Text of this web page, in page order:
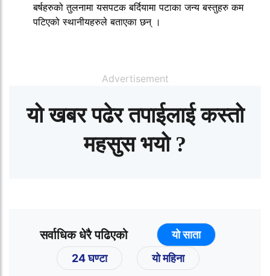
बर्षहरुको तुलनामा यसपटक बर्दियामा पटाका जन्य बस्तुहरु कम
पटिएको स्थानीयहरुले बताएका छन् ।
Advertisement
यो खबर पढेर तपाईलाई कस्तो
महसुस भयो ?
सर्वाधिक धेरै पढिएको
यो साता
24 घण्टा
यो महिना